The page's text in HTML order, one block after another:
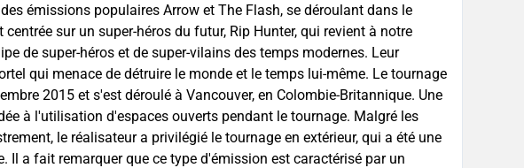
émissions populaires Arrow et The Flash, se déroulant dans le
sur un super-héros du futur, Rip Hunter, qui revient à notre
de super-héros et de super-vilains des temps modernes. Leur
qui menace de détruire le monde et le temps lui-même. Le tournage
2015 et s'est déroulé à Vancouver, en Colombie-Britannique. Une
à l'utilisation d'espaces ouverts pendant le tournage. Malgré les
le réalisateur a privilégié le tournage en extérieur, qui a été une
Il a fait remarquer que ce type d'émission est caractérisé par un